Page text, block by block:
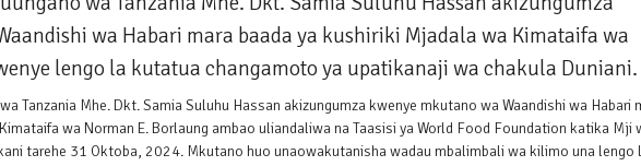
wa Habari mara baada ya kushiriki Mjadala wa Kimataifa wa
lengo la kutatua changamoto ya upatikanaji wa chakula Duniani.
Tanzania Mhe. Dkt. Samia Suluhu Hassan akizungumza kwenye mkutano wa Waandishi wa Habari
wa Norman E. Borlaung ambao uliandaliwa na Taasisi ya World Food Foundation katika Mji
tarehe 31 Oktoba, 2024. Mkutano huo unaowakutanisha wadau mbalimbali wa kilimo una lengo